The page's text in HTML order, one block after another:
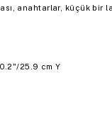
anahtarlar, küçük bir
25.9 cm Y